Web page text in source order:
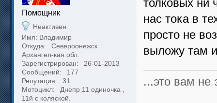
Помощник
Неактивен
Имя: Владимир
Откуда:
Североонежск
Архангел-кая.обл.
Зарегистрирован:
26-01-2013
Сообщений:
177
Репутация:
31
Мотоцикл:
Днепр 11 одиночка ,
11й с коляской.
толковых ни
нас тока в
просто не
выложу там
...это вам не